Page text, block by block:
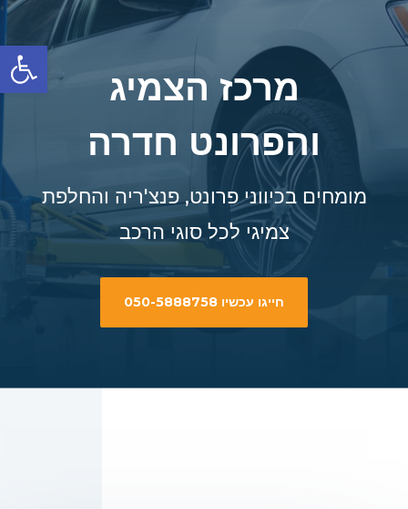
פתח
מרכז הצמיג
והפרונט חדרה
מומחים בכיווני פרונט, פנצ'ריה והחלפת
צמיגי לכל סוגי הרכב
חייגו עכשיו 050-5888758